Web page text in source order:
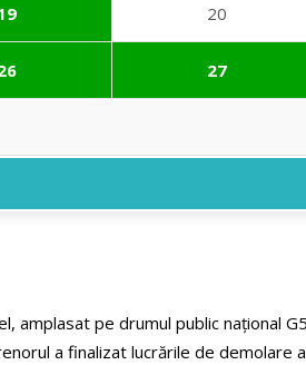
20
27
amplasat pe drumul public național
a finalizat lucrările de demolare